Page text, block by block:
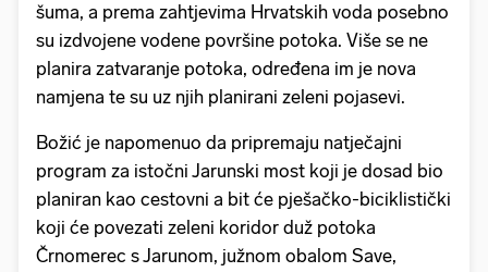
šuma, a prema zahtjevima Hrvatskih voda posebno
su izdvojene vodene površine potoka. Više se ne
planira zatvaranje potoka, određena im je nova
namjena te su uz njih planirani zeleni pojasevi.
Božić je napomenuo da pripremaju natječajni
program za istočni Jarunski most koji je dosad bio
planiran kao cestovni a bit će pješačko-biciklistički
koji će povezati zeleni koridor duž potoka
Črnomerec s Jarunom, južnom obalom Save,